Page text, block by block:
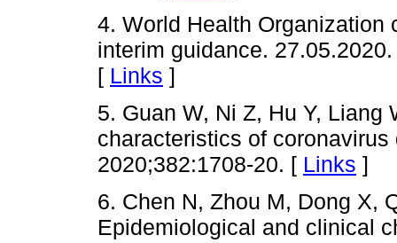
4. World Health Organization
interim guidance.
[ Links ]
5. Guan W, Ni Z, Hu Y, Liang
characteristics of
2020;382:1708-20. [ Links ]
6. Chen N, Zhou M, Dong X,
Epidemiological and clinical